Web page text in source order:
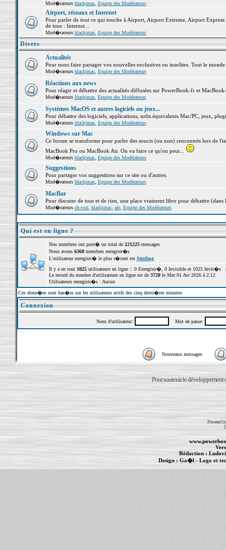
Mod�rateurs blackjmac, Equipe des Modérateurs
Airport, réseaux et Internet
Pour parler de tout ce qui touche à Airport, Airport Extreme, Airport
de tous : Internet...
Mod�rateurs blackjmac, Equipe des Modérateurs
Divers
Actualités
Pour nous faire partager vos nouvelles exclusives ou insolites. Tout le
Mod�rateurs blackjmac, Equipe des Modérateurs
Réactions aux news
Pour réagir et débattre des actualités diffusées sur PowerBook-fr et
Mod�rateurs blackjmac, Equipe des Modérateurs
Systèmes MacOS et autres logiciels ou jeux...
Pour débattre des logiciels, applications, softs équivalents Mac/PC, jeux,
Mod�rateurs blackjmac, Equipe des Modérateurs
Windows sur Mac
Ce forum se transforme pour parler des soucis (ou non) rencontrés lors de
MacBook Pro ou MacBook Air. On va faire ce qu'on peut...
Mod�rateurs blackjmac, Equipe des Modérateurs
Suggestions
Pour partager vos suggestions sur ce site ou d'autres.
Mod�rateurs blackjmac, Equipe des Modérateurs
MacBar
Pour discuter de tout et de rien, une place vraiment libre pour débattre (dans
Mod�rateurs ch-vox, blackjmac, ale, Equipe des Modérateurs
Qui est en ligne ?
Nos membres ont post� un total de 221225messages
Nous avons 6368membres enregistr�s
L'utilisateur enregistr� le plus r�cent est Sterling
Il y a en tout 1025utilisateurs en ligne :: 0 Enregistr�, 0 Invisible et 1025 Invit�s
Le record du nombre d'utilisateurs en ligne est de 3728le Mer 01 Avr 2026 à 2:12
Utilisateurs enregistr�s : Aucun
Ces donn�es sont bas�es sur les utilisateurs actifs des cinq derni�res minutes
Connexion
Nom d'utilisateur: Mot de passe:
Nouveaux messages
Pour soutenir le développement
Powered
Rédaction :
Design : Ga�l- Logo et